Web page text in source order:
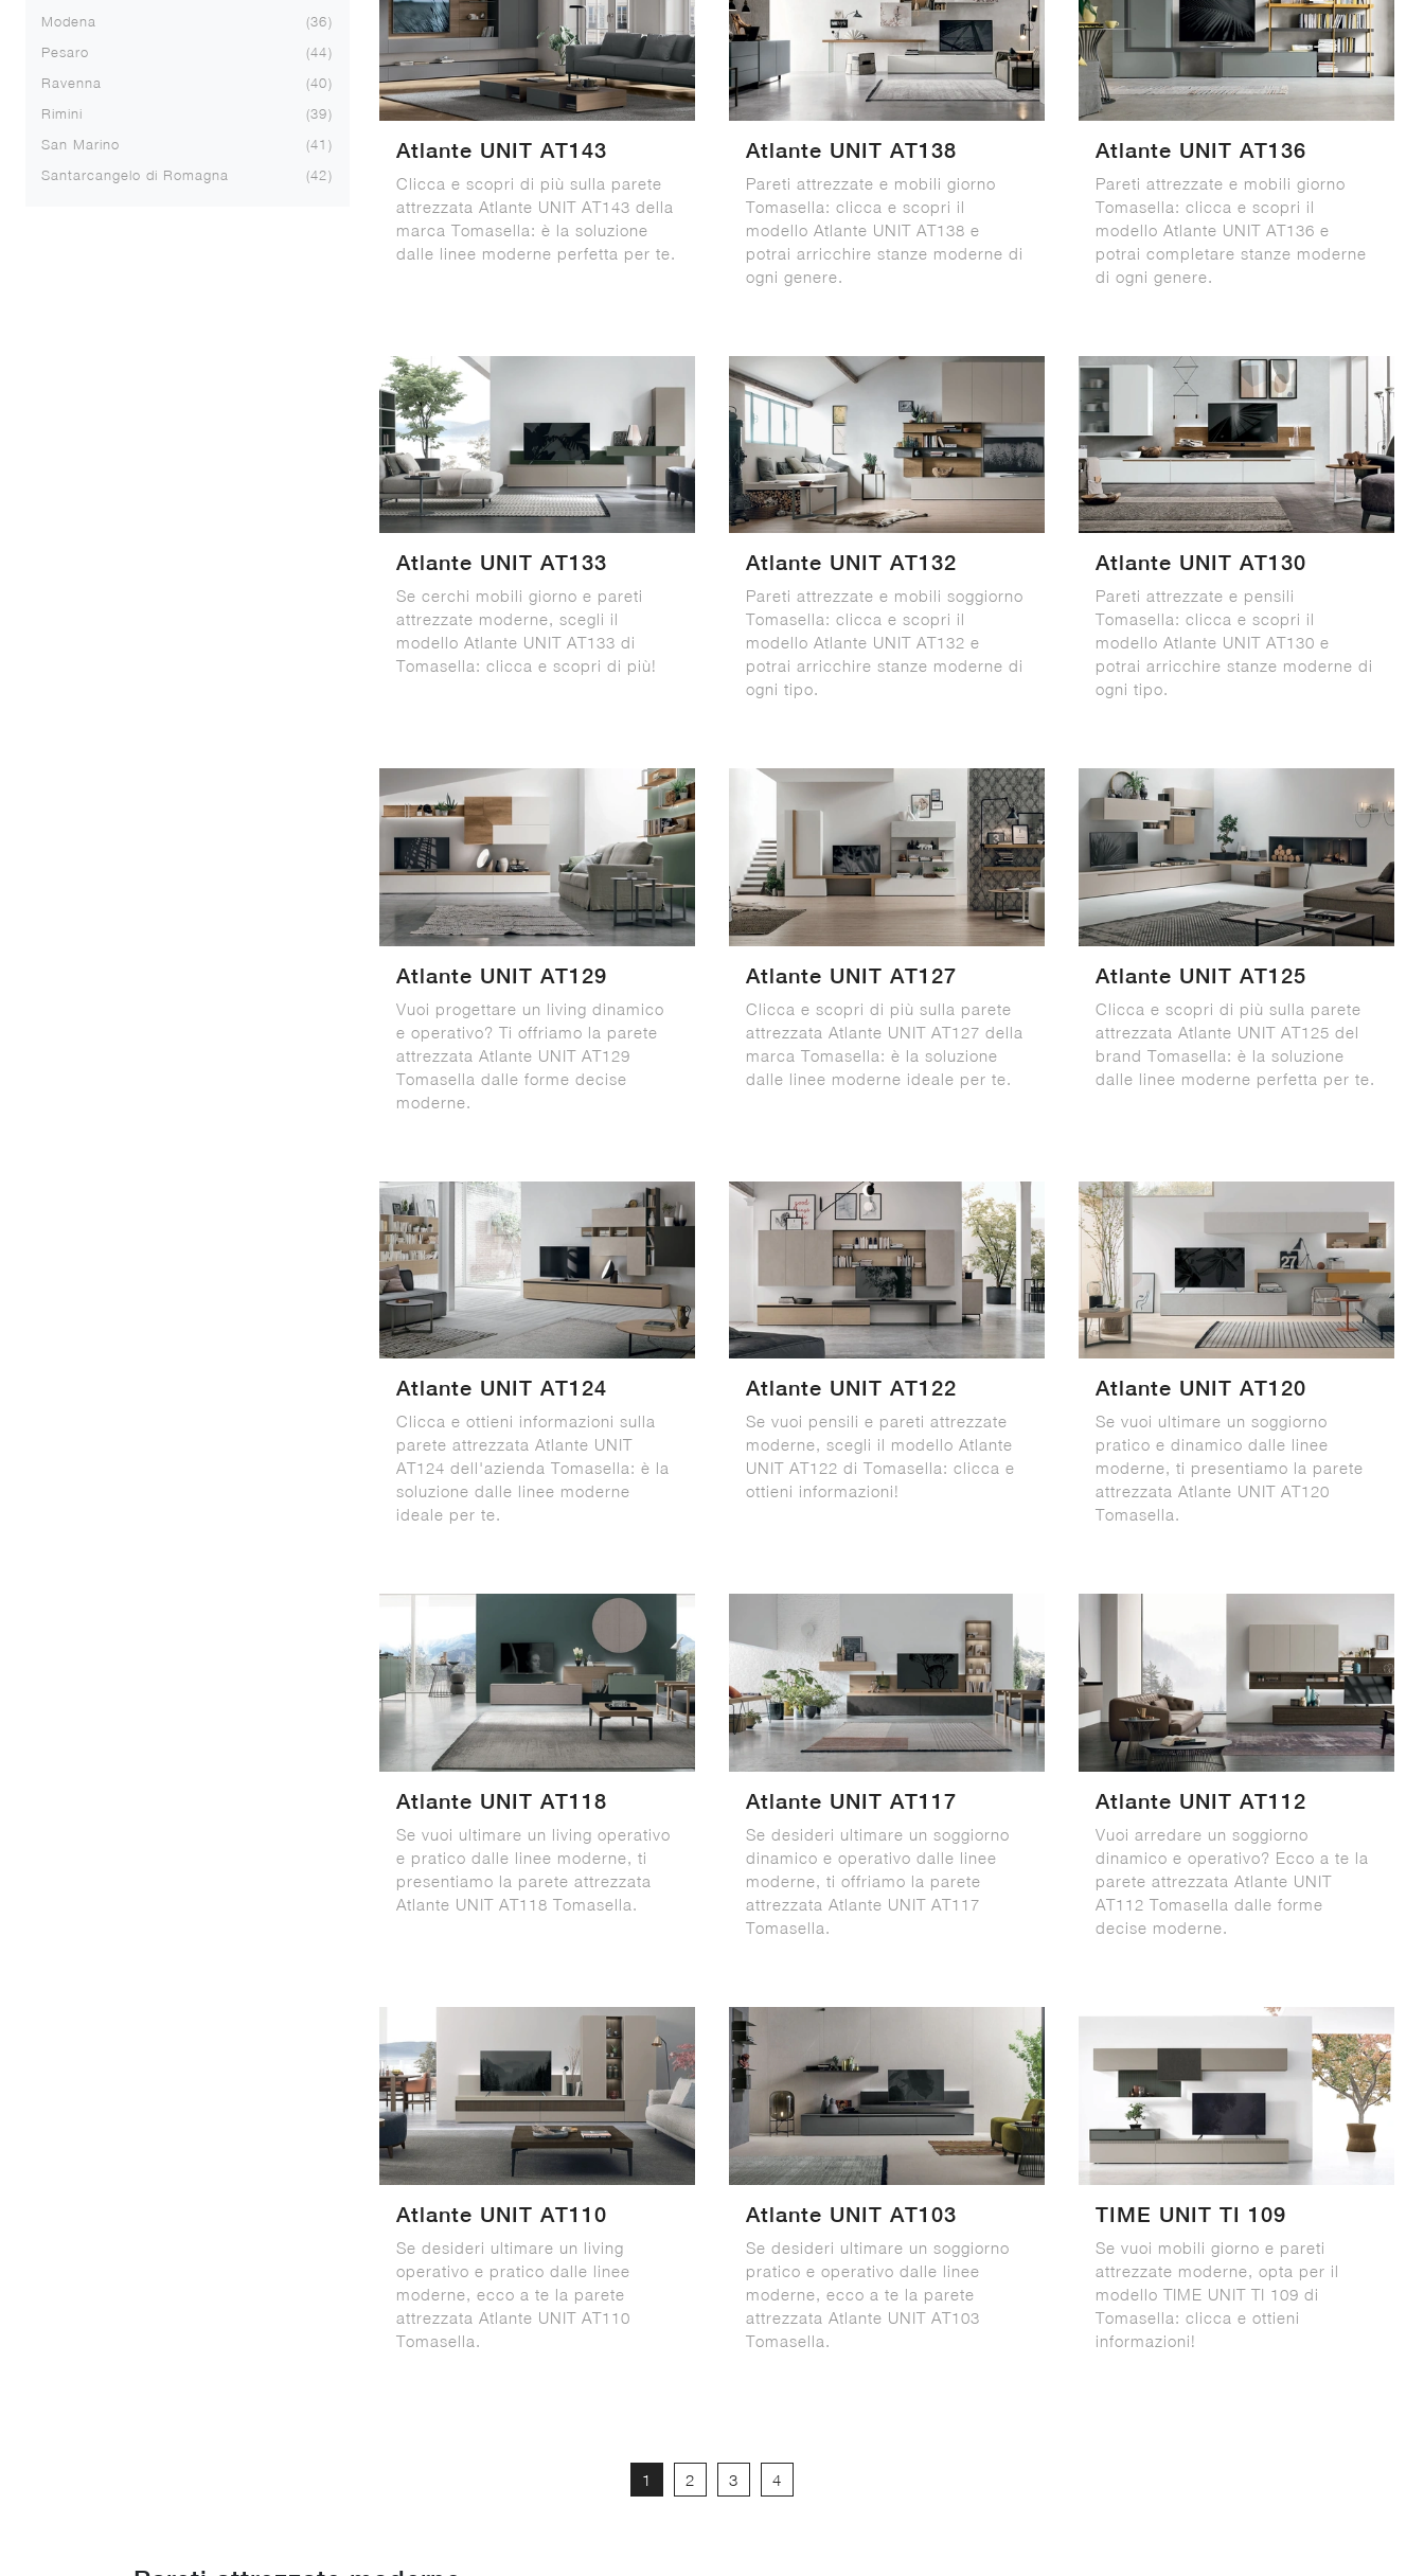
Modena
36
Pesaro
44
Ravenna
40
Rimini
39
San Marino
41
Santarcangelo di Romagna
42
Atlante UNIT AT143
Clicca e scopri di più sulla parete
attrezzata Atlante UNIT AT143 della
marca Tomasella: è la soluzione
dalle linee moderne perfetta per te.
Atlante UNIT AT138
Pareti attrezzate e mobili giorno
Tomasella: clicca e scopri il
modello Atlante UNIT AT138 e
potrai arricchire stanze moderne di
ogni genere.
Atlante UNIT AT136
Pareti attrezzate e mobili giorno
Tomasella: clicca e scopri il
modello Atlante UNIT AT136 e
potrai completare stanze moderne
di ogni genere.
Atlante UNIT AT133
Se cerchi mobili giorno e pareti
attrezzate moderne, scegli il
modello Atlante UNIT AT133 di
Tomasella: clicca e scopri di più!
Atlante UNIT AT132
Pareti attrezzate e mobili soggiorno
Tomasella: clicca e scopri il
modello Atlante UNIT AT132 e
potrai arricchire stanze moderne di
ogni tipo.
Atlante UNIT AT130
Pareti attrezzate e pensili
Tomasella: clicca e scopri il
modello Atlante UNIT AT130 e
potrai arricchire stanze moderne di
ogni tipo.
Atlante UNIT AT129
Vuoi progettare un living dinamico
e operativo? Ti offriamo la parete
attrezzata Atlante UNIT AT129
Tomasella dalle forme decise
moderne.
Atlante UNIT AT127
Clicca e scopri di più sulla parete
attrezzata Atlante UNIT AT127 della
marca Tomasella: è la soluzione
dalle linee moderne ideale per te.
Atlante UNIT AT125
Clicca e scopri di più sulla parete
attrezzata Atlante UNIT AT125 del
brand Tomasella: è la soluzione
dalle linee moderne perfetta per te.
Atlante UNIT AT124
Clicca e ottieni informazioni sulla
parete attrezzata Atlante UNIT
AT124 dell'azienda Tomasella: è la
soluzione dalle linee moderne
ideale per te.
Atlante UNIT AT122
Se vuoi pensili e pareti attrezzate
moderne, scegli il modello Atlante
UNIT AT122 di Tomasella: clicca e
ottieni informazioni!
Atlante UNIT AT120
Se vuoi ultimare un soggiorno
pratico e dinamico dalle linee
moderne, ti presentiamo la parete
attrezzata Atlante UNIT AT120
Tomasella.
Atlante UNIT AT118
Se vuoi ultimare un living operativo
e pratico dalle linee moderne, ti
presentiamo la parete attrezzata
Atlante UNIT AT118 Tomasella.
Atlante UNIT AT117
Se desideri ultimare un soggiorno
dinamico e operativo dalle linee
moderne, ti offriamo la parete
attrezzata Atlante UNIT AT117
Tomasella.
Atlante UNIT AT112
Vuoi arredare un soggiorno
dinamico e operativo? Ecco a te la
parete attrezzata Atlante UNIT
AT112 Tomasella dalle forme
decise moderne.
Atlante UNIT AT110
Se desideri ultimare un living
operativo e pratico dalle linee
moderne, ecco a te la parete
attrezzata Atlante UNIT AT110
Tomasella.
Atlante UNIT AT103
Se desideri ultimare un soggiorno
pratico e operativo dalle linee
moderne, ecco a te la parete
attrezzata Atlante UNIT AT103
Tomasella.
TIME UNIT TI 109
Se vuoi mobili giorno e pareti
attrezzate moderne, opta per il
modello TIME UNIT TI 109 di
Tomasella: clicca e ottieni
informazioni!
1 2 3 4